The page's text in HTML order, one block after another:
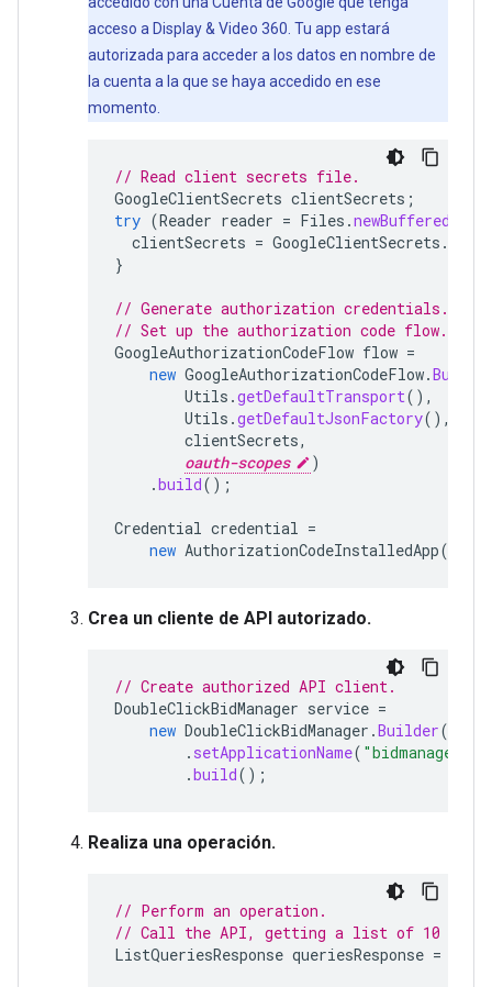
acceso a Display & Video 360. Tu app estará
autorizada para acceder a los datos en nombre de
la cuenta a la que se haya accedido en ese
momento.
// Read client secrets file.
GoogleClientSecrets clientSecrets ;
try (Reader reader = Files .
clientSecrets = GoogleClientSecrets .
}
// Generate authorization credentials.
// Set up the authorization code flow.
GoogleAuthorizationCodeFlow flow =
new GoogleAuthorizationCodeFlow.
Utils .getDefaultTransport(),
Utils .getDefaultJsonFactory(),
clientSecrets,
oauth-scopes
)
.build();
Credential credential =
new AuthorizationCodeInstalledApp(
Crea un cliente de API autorizado.
// Create authorized API client.
DoubleClickBidManager service =
new DoubleClickBidManager .Builder(
. setApplicationName( "bidmanager-
.build();
Realiza una operación.
// Perform an operation.
// Call the API, getting a list of 10
ListQueriesResponse queriesResponse =